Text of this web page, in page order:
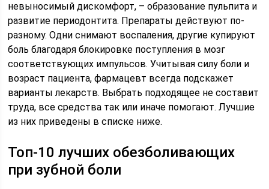
невыносимый дискомфорт, – образование пульпита и
развитие периодонтита. Препараты действуют по-
разному. Одни снимают воспаления, другие купируют
боль благодаря блокировке поступления в мозг
соответствующих импульсов. Учитывая силу боли и
возраст пациента, фармацевт всегда подскажет
варианты лекарств. Выбрать подходящее не составит
труда, все средства так или иначе помогают. Лучшие
из них приведены в списке ниже.
Топ-10 лучших обезболивающих
при зубной боли